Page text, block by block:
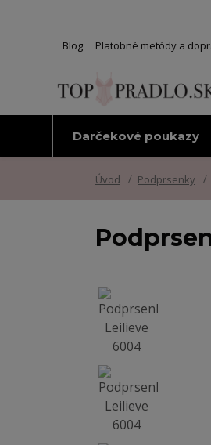
Blog Platobné metódy a
Darčekové poukazy
Úvod Podprsenky